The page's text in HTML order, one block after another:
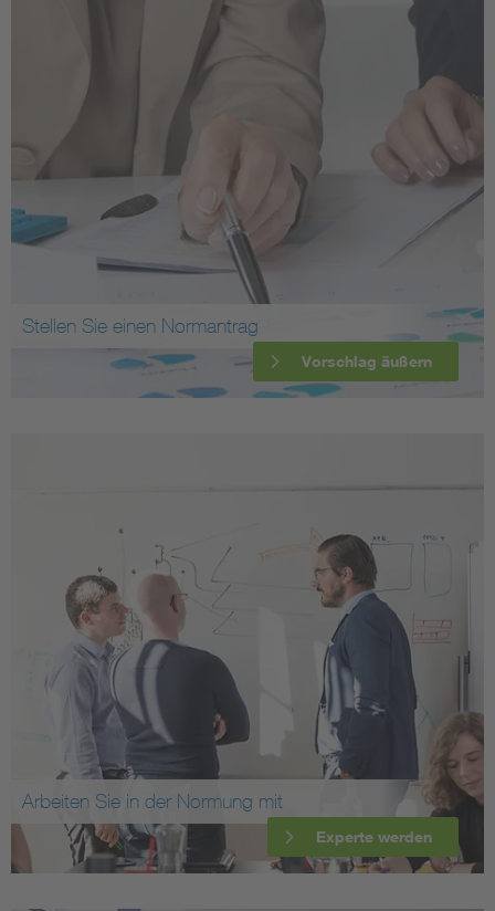
Stellen Sie einen Normantrag
Vorschlag äußern
Arbeiten Sie in der Normung mit
Experte werden